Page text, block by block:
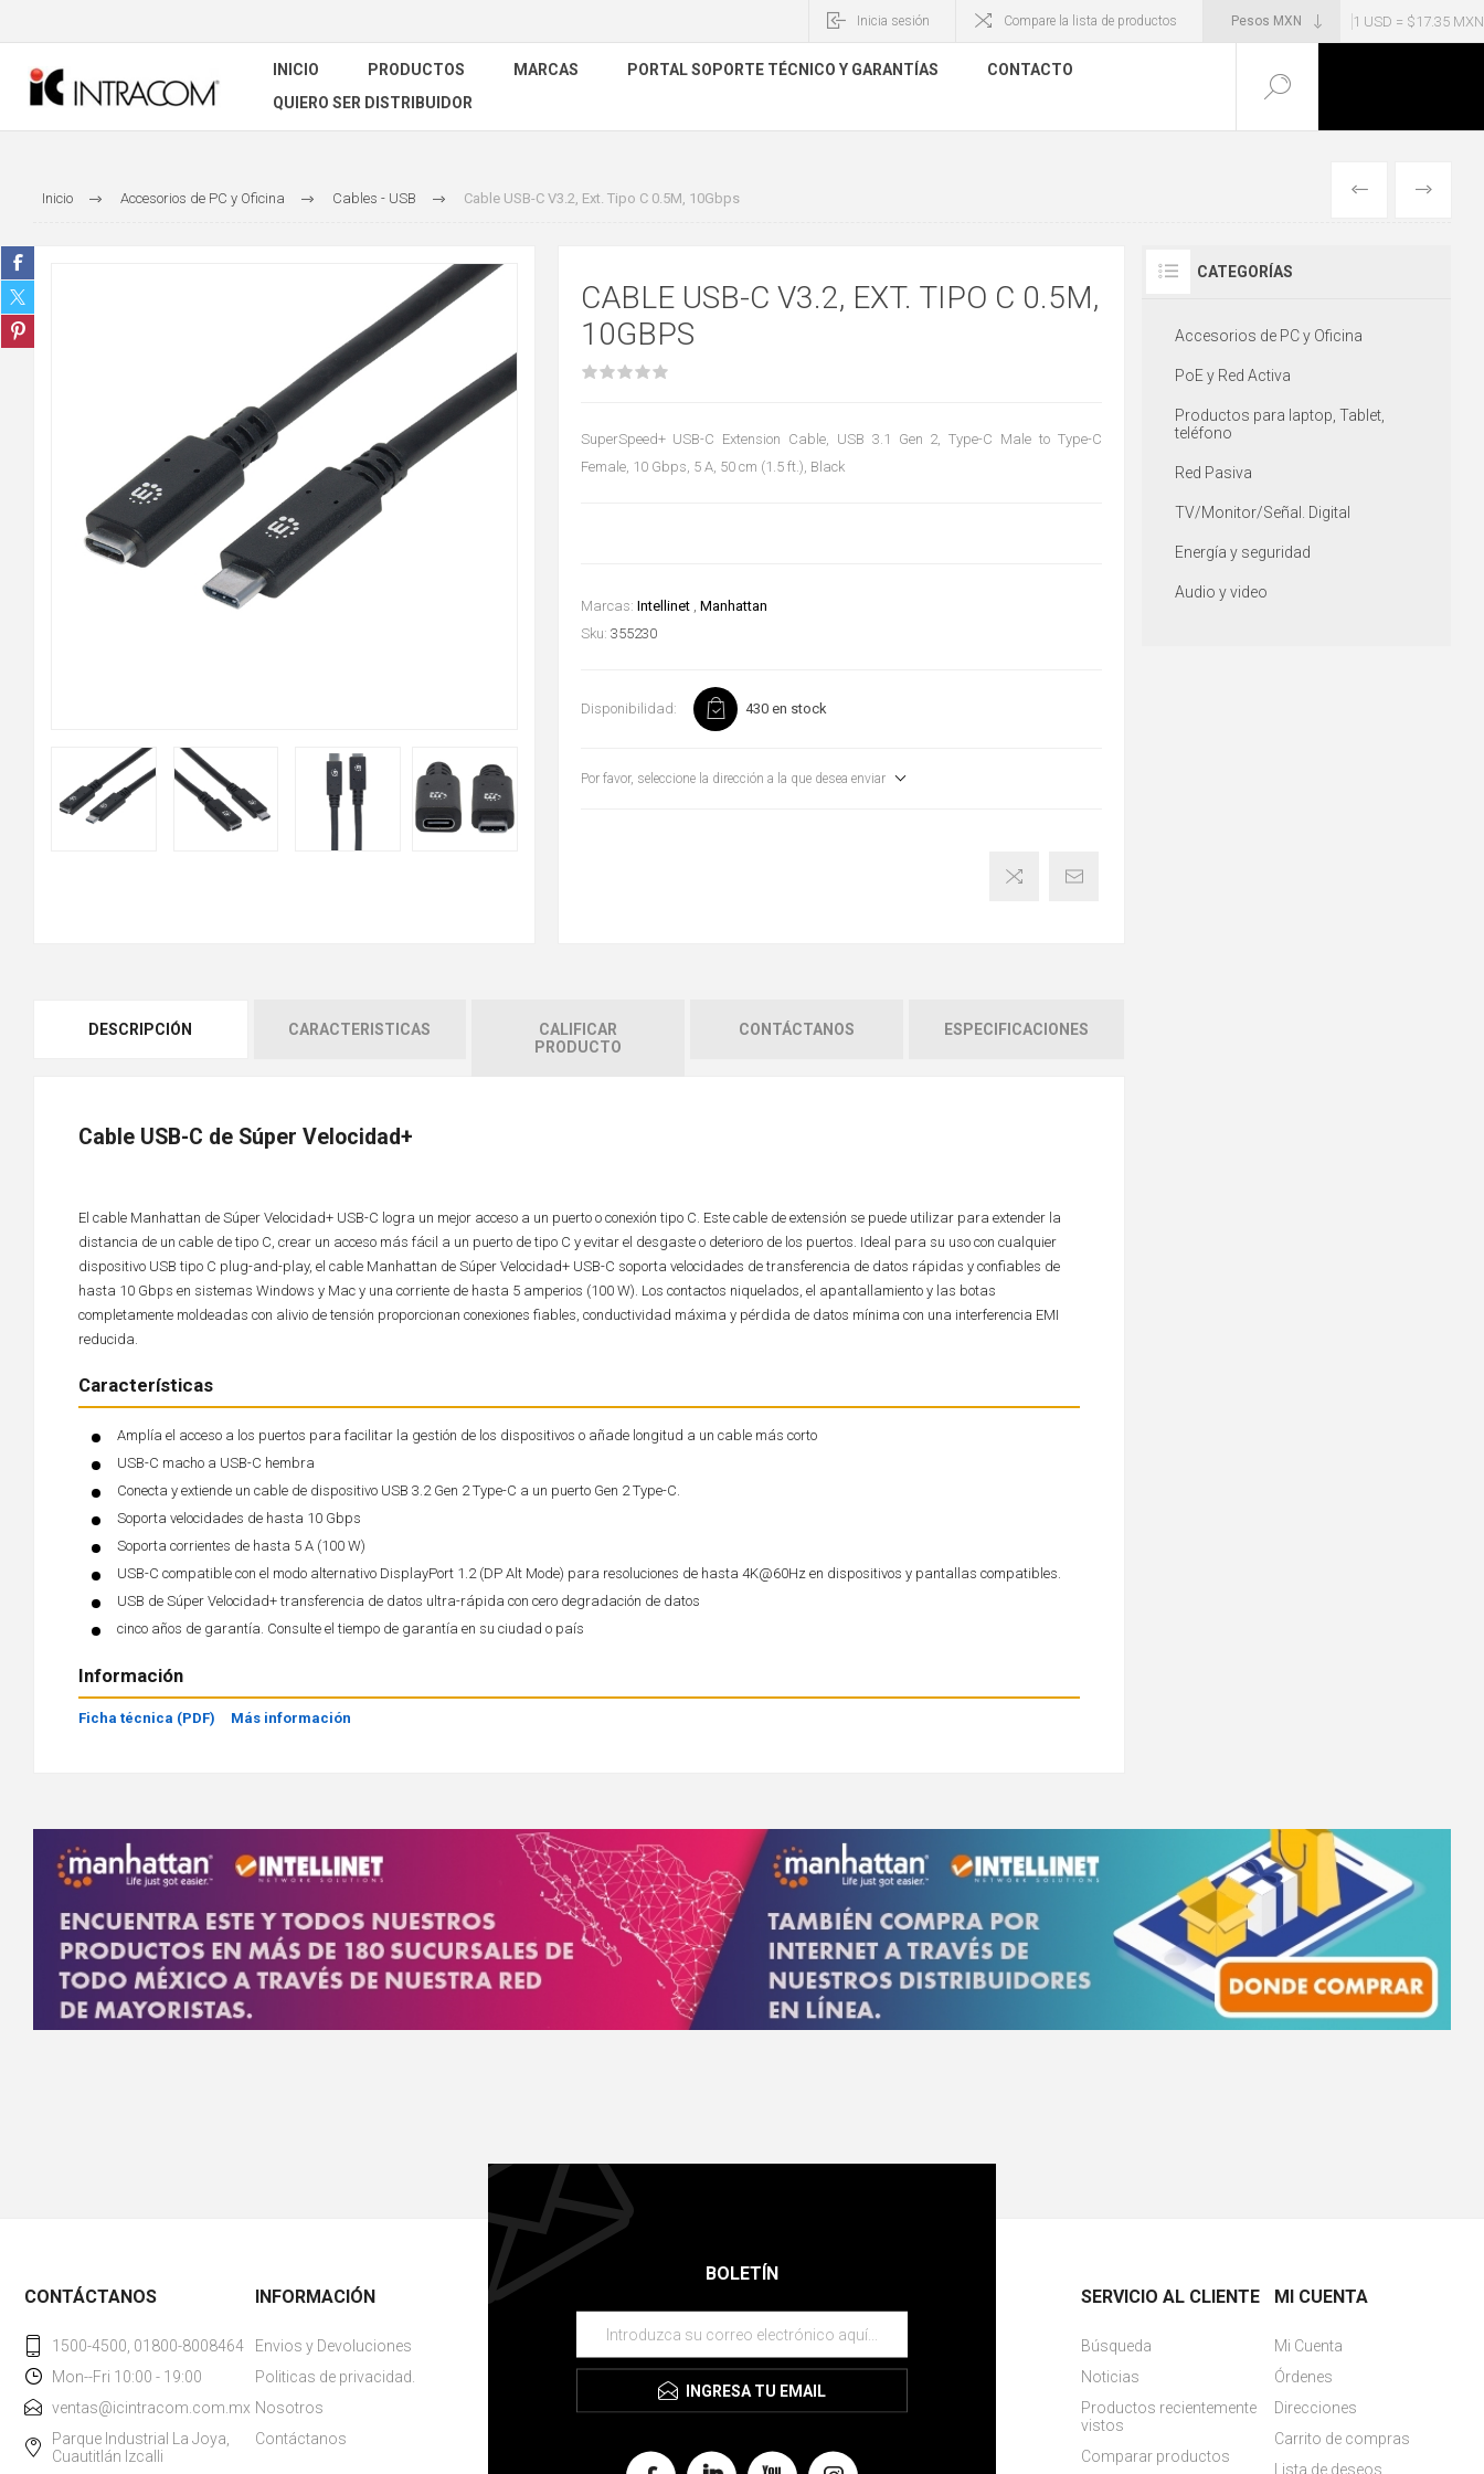
1 USD = $17.35 MXN
Inicia sesión Compare la lista de productos
INICIO PRODUCTOS MARCAS PORTAL SOPORTE TÉCNICO Y GARANTÍAS
CONTACTO
QUIERO SER DISTRIBUIDOR
Inicio Accesorios de PC y Oficina Cables - USB Cable USB-C V3.2, Ext. Tipo C 0.5M, 10Gbps ANTERIOR
CABLE USB-C V3.2, EXT. TIPO C 0.5M,
10GBPS
SuperSpeed+ USB-C Extension Cable, USB 3.1 Gen 2, Type-C Male to Type-C
Female, 10 Gbps, 5 A, 50 cm (1.5 ft.), Black
Marcas: Intellinet , Manhattan
Sku: 355230
Disponibilidad: 430 en stock
Por favor, seleccione la dirección a la que desea enviar
DESCRIPCIÓN CARACTERISTICAS
CALIFICAR
PRODUCTO
CONTÁCTANOS ESPECIFICACIONES
Cable USB-C de Súper Velocidad+
El cable Manhattan de Súper Velocidad+ USB-C logra un mejor acceso a un puerto o conexión tipo C. Este cable de extensión se puede utilizar para extender la
distancia de un cable de tipo C, crear un acceso más fácil a un puerto de tipo C y evitar el desgaste o deterioro de los puertos. Ideal para su uso con cualquier
dispositivo USB tipo C plug-and-play, el cable Manhattan de Súper Velocidad+ USB-C soporta velocidades de transferencia de datos rápidas y confiables de
hasta 10 Gbps en sistemas Windows y Mac y una corriente de hasta 5 amperios (100 W). Los contactos niquelados, el apantallamiento y las botas
completamente moldeadas con alivio de tensión proporcionan conexiones fiables, conductividad máxima y pérdida de datos mínima con una interferencia EMI
reducida.
Características
Amplía el acceso a los puertos para facilitar la gestión de los dispositivos o añade longitud a un cable más corto
USB-C macho a USB-C hembra
Conecta y extiende un cable de dispositivo USB 3.2 Gen 2 Type-C a un puerto Gen 2 Type-C.
Soporta velocidades de hasta 10 Gbps
Soporta corrientes de hasta 5 A (100 W)
USB-C compatible con el modo alternativo DisplayPort 1.2 (DP Alt Mode) para resoluciones de hasta 4K@60Hz en dispositivos y pantallas compatibles.
USB de Súper Velocidad+ transferencia de datos ultra-rápida con cero degradación de datos
cinco años de garantía. Consulte el tiempo de garantía en su ciudad o país
Información
Ficha técnica (PDF) Más información
CATEGORÍAS
Accesorios de PC y Oficina
PoE y Red Activa
Productos para laptop, Tablet,
teléfono
Red Pasiva
TV/Monitor/Señal. Digital
Energía y seguridad
Audio y video
BOLETÍN
INGRESA TU EMAIL
CONTÁCTANOS
1500-4500, 01800-8008464
Mon--Fri 10:00 - 19:00
ventas@icintracom.com.mx
Parque Industrial La Joya,
Cuautitlán Izcalli
INFORMACIÓN
Envios y Devoluciones
Politicas de privacidad.
Nosotros
Contáctanos
SERVICIO AL CLIENTE
Búsqueda
Noticias
Productos recientemente
vistos
Comparar productos
MI CUENTA
Mi Cuenta
Órdenes
Direcciones
Carrito de compras
Lista de deseos